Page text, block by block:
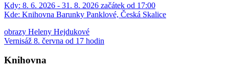
Kdy: 8. 6. 2026 - 31. 8. 2026 začátek od 17:00
Kde: Knihovna Barunky Panklové, Česká Skalice
obrazy Heleny Hejdukové
Vernisáž 8. června od 17 hodin
Knihovna